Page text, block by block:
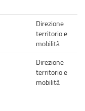
Direzione
territorio e
mobilità
Direzione
territorio e
mobilità